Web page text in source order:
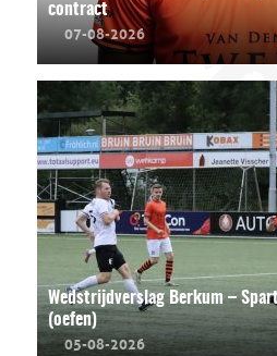
contract
07-08-2026
Wedstrijdverslag Berkum –
(oefen)
05-08-2026